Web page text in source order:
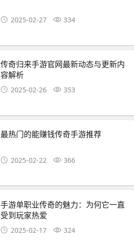
2025-02-27 334
传奇归来手游官网最新动态与更新内
容解析
2025-02-26 353
最热门的能赚钱传奇手游推荐
2025-02-22 366
手游单职业传奇的魅力：为何它一直
受到玩家热爱
2025-02-17 324